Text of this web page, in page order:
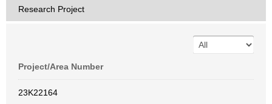
Research Project
Project/Area Number
23K22164